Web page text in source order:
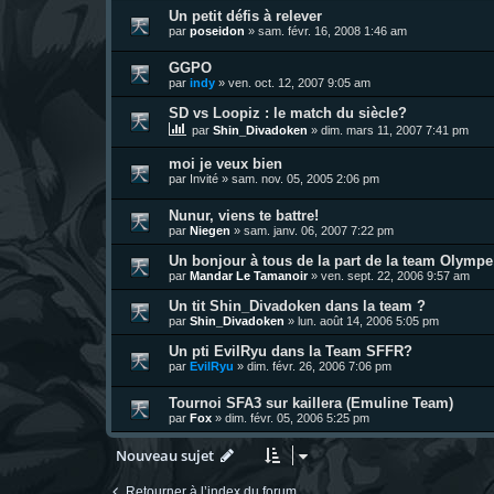
Un petit défis à relever
par poseidon » sam. févr. 16, 2008 1:46 am
GGPO
par indy » ven. oct. 12, 2007 9:05 am
SD vs Loopiz : le match du siècle?
par Shin_Divadoken » dim. mars 11, 2007 7:41 pm
moi je veux bien
par Invité » sam. nov. 05, 2005 2:06 pm
Nunur, viens te battre!
par Niegen » sam. janv. 06, 2007 7:22 pm
Un bonjour à tous de la part de la team
par Mandar Le Tamanoir» ven. sept. 22, 2006 9:57 am
Un tit Shin_Divadoken dans la team ?
par Shin_Divadoken » lun. août 14, 2006 5:05 pm
Un pti EvilRyu dans la Team SFFR?
par EvilRyu » dim. févr. 26, 2006 7:06 pm
Tournoi SFA3 sur kaillera (Emuline Team)
par Fox » dim. févr. 05, 2006 5:25 pm
Nouveau sujet